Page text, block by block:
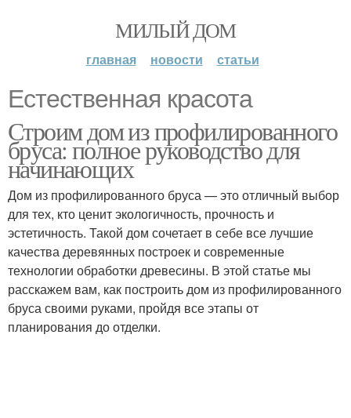
МИЛЫЙ ДОМ
главная новости статьи
Естественная красота
Строим дом из профилированного
бруса: полное руководство для
начинающих
Дом из профилированного бруса — это отличный выбор
для тех, кто ценит экологичность, прочность и
эстетичность. Такой дом сочетает в себе все лучшие
качества деревянных построек и современные
технологии обработки древесины. В этой статье мы
расскажем вам, как построить дом из профилированного
бруса своими руками, пройдя все этапы от
планирования до отделки.